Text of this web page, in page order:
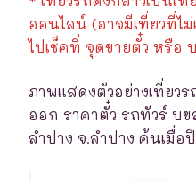
ออนไลน์ (อาจมีเที่ยวที่ไ
ไปเช็คที่ จุดขายตั๋ว หรือ
ภาพแสดงตัวอย่างเที่ยวร
ออก ราคาตั๋ว รถทัวร์ บข
ลำปาง จ.ลำปาง ค้นเมื่อ